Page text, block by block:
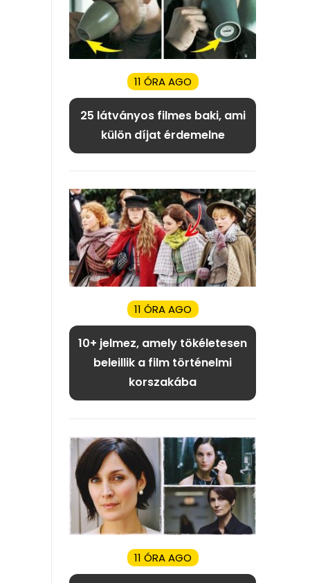
11 ÓRA AGO
25 látványos filmes baki, ami
külön díjat érdemelne
11 ÓRA AGO
10+ jelmez, amely tökéletesen
beleillik a film történelmi
korszakába
11 ÓRA AGO